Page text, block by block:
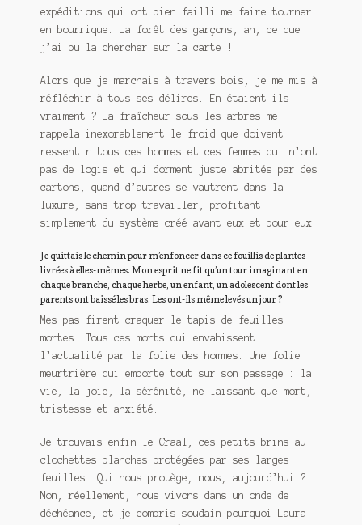
Sauver ou périr
Une baffe et ça repart
expéditions qui ont bien failli me faire tourner
en bourrique. La forêt des garçons, ah, ce que
j’ai pu la chercher sur la carte !
Alors que je marchais à travers bois, je me mis à
réfléchir à tous ses délires. En étaient-ils
vraiment ? La fraîcheur sous les arbres me
rappela inexorablement le froid que doivent
ressentir tous ces hommes et ces femmes qui n’ont
pas de logis et qui dorment juste abrités par des
cartons, quand d’autres se vautrent dans la
luxure, sans trop travailler, profitant
simplement du système créé avant eux et pour eux.
Je quittais le chemin pour m’enfoncer dans ce fouillis de plantes
livrées à elles-mêmes. Mon esprit ne fit qu’un tour imaginant en
chaque branche, chaque herbe, un enfant, un adolescent dont les
parents ont baissé les bras. Les ont-ils même levés un jour ?
Mes pas firent craquer le tapis de feuilles
mortes… Tous ces morts qui envahissent
l’actualité par la folie des hommes. Une folie
meurtrière qui emporte tout sur son passage : la
vie, la joie, la sérénité, ne laissant que mort,
tristesse et anxiété.
Je trouvais enfin le Graal, ces petits brins au
clochettes blanches protégées par ses larges
feuilles. Qui nous protège, nous, aujourd’hui ?
Non, réellement, nous vivons dans un onde de
déchéance, et je compris soudain pourquoi Laura